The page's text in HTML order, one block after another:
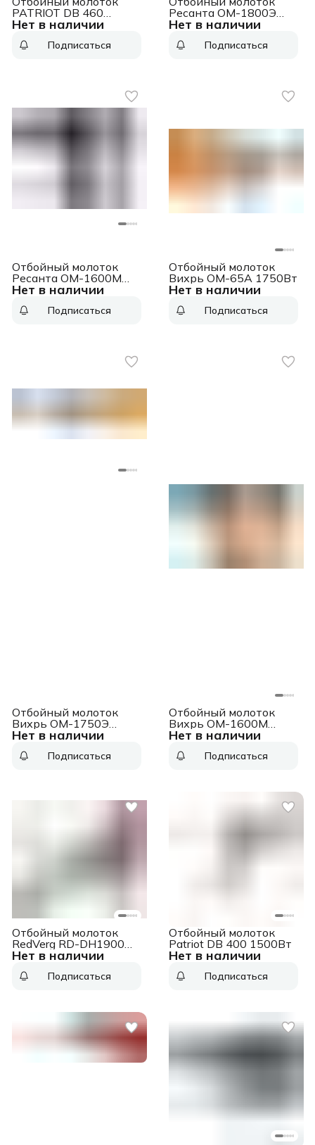
Нет в наличии
PATRIOT DB 460
140301375 1600 Вт,
кг
Подписаться
Нет в наличии
Ресанта ОМ-1800Э
1800Вт
Подписаться
Нет в наличии
Отбойный молоток
Ресанта ОМ-1600М
1600Вт
Подписаться
Нет в наличии
Отбойный молоток
Вихрь ОМ-65А 1750Вт
Подписаться
Нет в наличии
Отбойный молоток
Вихрь ОМ-1750Э
1750Вт
Подписаться
Нет в наличии
Отбойный молоток
Вихрь ОМ-1600М
1600Вт
Подписаться
Нет в наличии
Отбойный молоток
RedVerg RD-DH1900
1900Вт
Подписаться
Нет в наличии
Отбойный молоток
Patriot DB 400 1500Вт
Подписаться